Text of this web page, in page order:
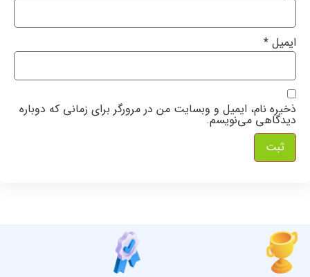
ایمیل *
ذخیره نام، ایمیل و وبسایت من در مرورگر برای زمانی که دوباره
دیدگاهی می‌نویسم.